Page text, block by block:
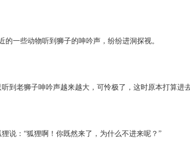
一些动物听到狮子的呻吟声，纷纷进洞探视。
到老狮子呻吟声越来越大，可怜极了，这时原本打算进
说：“狐狸啊！你既然来了，为什么不进来呢？”